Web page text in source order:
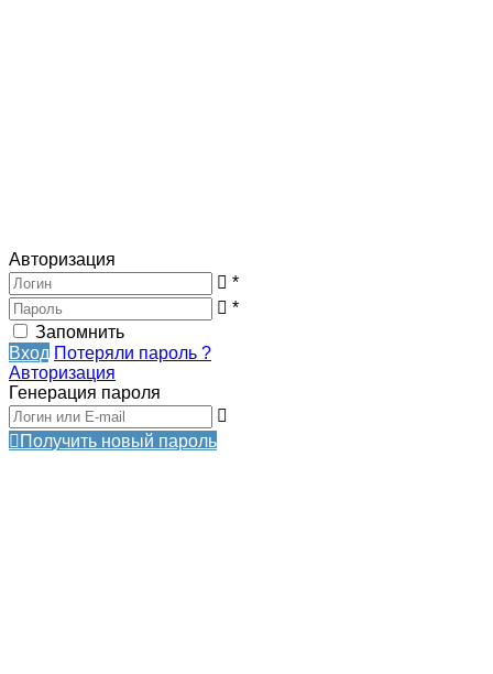
Авторизация
*
*
Запомнить
Вход Потеряли пароль ?
Авторизация
Генерация пароля
Получить новый пароль